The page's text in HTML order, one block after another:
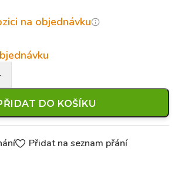
na objednávku
DO KOŠÍKU
Přidat na seznam přání